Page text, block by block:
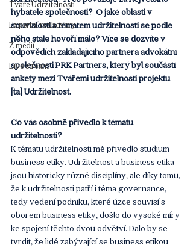
Tváře Udržitelnosti
Expertní rozhovory
Z médií
Live stream
hybatele společnosti?  O jaké oblasti v
souvislosti s tématem udržitelnosti se podle
něho stále hovoří málo? Více se dozvíte v
odpovědích zakládajícího partnera advokátní
společnosti PRK Partners, který byl součástí
ankety mezi Tvářemi udržitelnosti projektu
[ta] Udržitelnost.
Co vás osobně přivedlo k tématu
udržitelnosti?
K tématu udržitelnosti mě přivedlo studium
business etiky. Udržitelnost a business etika
jsou historicky různé disciplíny, ale díky tomu,
že k udržitelnosti patří i téma governance,
tedy vedení podniku, které úzce souvisí s
oborem business etiky, došlo do vysoké míry
ke spojení těchto dvou odvětví. Dalo by se
tvrdit, že lidé zabývající se business etikou